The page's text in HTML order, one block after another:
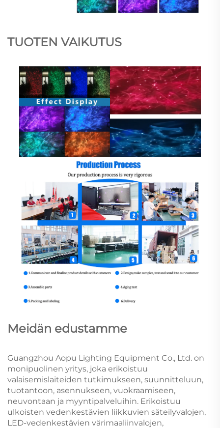
TUOTEN VAIKUTUS
Meidän edustamme
Guangzhou Aopu Lighting Equipment Co., Ltd. on
monipuolinen yritys, joka erikoistuu
valaisemislaiteiden tutkimukseen, suunnitteluun,
tuotantoon, asennukseen, vuokraamiseen,
neuvontaan ja myyntipalveluihin. Erikoistuu
ulkoisten vedenkestävien liikkuvien säteilyvalojen,
LED-vedenkestävien värimaaliinvalojen,